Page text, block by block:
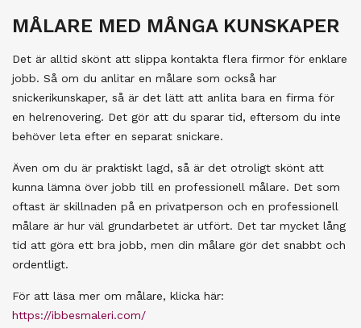
MÅLARE MED MÅNGA KUNSKAPER
Det är alltid skönt att slippa kontakta flera firmor för enklare
jobb. Så om du anlitar en målare som också har
snickerikunskaper, så är det lätt att anlita bara en firma för
en helrenovering. Det gör att du sparar tid, eftersom du inte
behöver leta efter en separat snickare.
Även om du är praktiskt lagd, så är det otroligt skönt att
kunna lämna över jobb till en professionell målare. Det som
oftast är skillnaden på en privatperson och en professionell
målare är hur väl grundarbetet är utfört. Det tar mycket lång
tid att göra ett bra jobb, men din målare gör det snabbt och
ordentligt.
För att läsa mer om målare, klicka här:
https://ibbesmaleri.com/